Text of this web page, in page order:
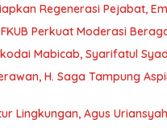
Regenerasi Pejabat,
Perkuat Moderasi
Mabicab, Syarifatul
H. Saga Tampung
Lingkungan, Agus